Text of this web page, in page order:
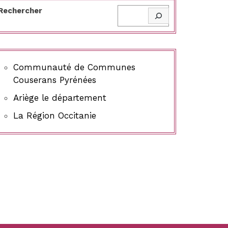
Communauté de Communes
Couserans Pyrénées
Ariège le département
La Région Occitanie